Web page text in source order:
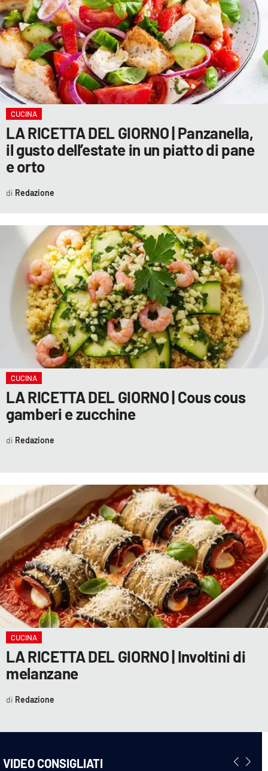
LACITYMAG.IT
ILREGGINO.IT
COSENZACHANNEL.IT
ILVIBONESE.IT
CATANZAROCHANNEL.IT
LACAPITALENEWS.IT
APPLE
CUCINA
LA RICETTA DEL GIORNO | Panzanella,
il gusto dell’estate in un piatto di pane
e orto
Redazione
CUCINA
LA RICETTA DEL GIORNO | Cous cous
gamberi e zucchine
Redazione
CUCINA
LA RICETTA DEL GIORNO | Involtini di
melanzane
Redazione
VIDEO CONSIGLIATI